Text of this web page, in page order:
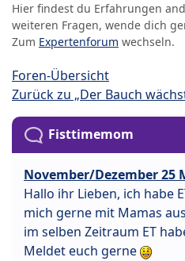
Hier findest du Erfahrungen
weiteren Fragen, wende dich
Zum Expertenforum wechseln.
Foren-Übersicht
Zurück zu „Der Bauch
Fisttimemom
November/Dezember 25
Hallo ihr Lieben, ich habe
mich gerne mit Mamas
im selben Zeitraum ET
Meldet euch gerne